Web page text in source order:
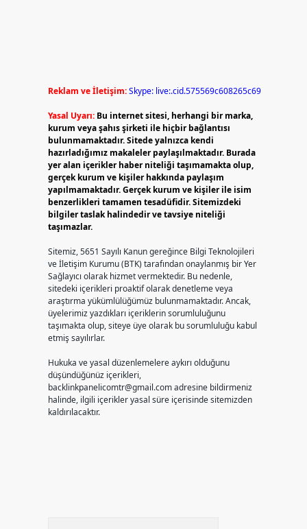
Reklam ve İletişim:Skype: live:.cid.575569c608265c69
Yasal Uyarı: Bu internet sitesi, herhangi bir marka,
kurum veya şahıs şirketi ile hiçbir bağlantısı
bulunmamaktadır. Sitede yalnızca kendi
hazırladığımız makaleler paylaşılmaktadır. Burada
yer alan içerikler haber niteliği taşımamakta olup,
gerçek kurum ve kişiler hakkında paylaşım
yapılmamaktadır. Gerçek kurum ve kişiler ile isim
benzerlikleri tamamen tesadüfidir. Sitemizdeki
bilgiler taslak halindedir ve tavsiye niteliği
taşımazlar.
Sitemiz, 5651 Sayılı Kanun gereğince Bilgi Teknolojileri
ve İletişim Kurumu (BTK) tarafından onaylanmış bir Yer
Sağlayıcı olarak hizmet vermektedir. Bu nedenle,
sitedeki içerikleri proaktif olarak denetleme veya
araştırma yükümlülüğümüz bulunmamaktadır. Ancak,
üyelerimiz yazdıkları içeriklerin sorumluluğunu
taşımakta olup, siteye üye olarak bu sorumluluğu kabul
etmiş sayılırlar.
Hukuka ve yasal düzenlemelere aykırı olduğunu
düşündüğünüz içerikleri,
backlinkpanelicomtr@gmail.comadresine bildirmeniz
halinde, ilgili içerikler yasal süre içerisinde sitemizden
kaldırılacaktır.